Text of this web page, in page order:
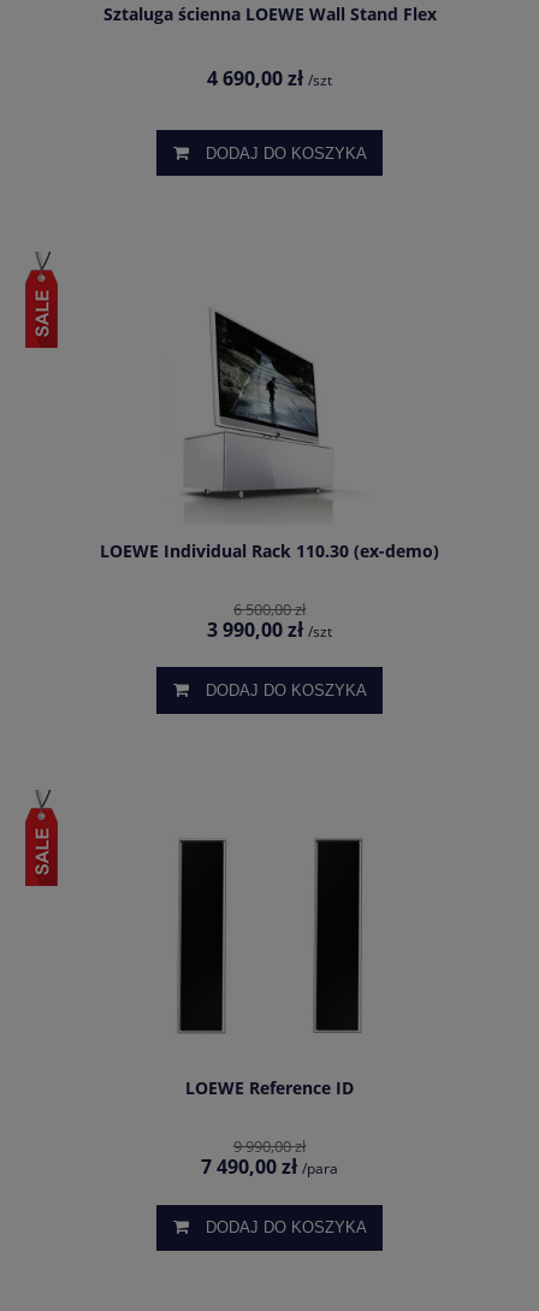
Sztaluga ścienna LOEWE Wall Stand Flex
4 690,00 zł /szt
DODAJ DO KOSZYKA
LOEWE Individual Rack 110.30 (ex-demo)
6 500,00 zł
3 990,00 zł /szt
DODAJ DO KOSZYKA
LOEWE Reference ID
9 990,00 zł
7 490,00 zł /para
DODAJ DO KOSZYKA